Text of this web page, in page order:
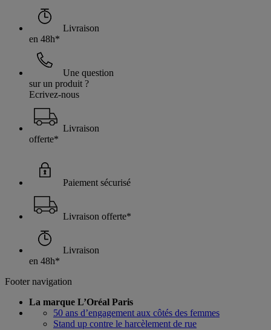
Livraison
en 48h*
Une question
sur un produit ?
Ecrivez-nous
Livraison
offerte*
Paiement sécurisé
Livraison offerte*
Livraison
en 48h*
Footer navigation
La marque L’Oréal Paris
50 ans d’engagement aux côtés des femmes
Stand up contre le harcèlement de rue